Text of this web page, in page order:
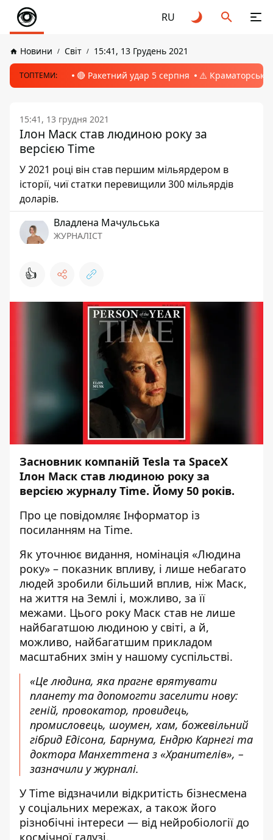
RU
Новини Світ 15:41, 13 Грудень 2021
ТОПТЕМИ: 🔴 Ракетний удар 5 серпня ⚠️ Краматорськ,
15:41, 13 грудня 2021
Ілон Маск став людиною року за
версією Time
У 2021 році він став першим мільярдером в
історії, чиї статки перевищили 300 мільярдів
доларів.
Владлена Мачульська
ЖУРНАЛІСТ
👍
Засновник компаній Tesla та SpaceX
Ілон Маск став людиною року за
версією журналу Time. Йому 50 років.
Про це повідомляє Інформатор із
посиланням на Time.
Як уточнює видання, номінація «Людина
року» – показник впливу, і лише небагато
людей зробили більший вплив, ніж Маск,
на життя на Землі і, можливо, за її
межами. Цього року Маск став не лише
найбагатшою людиною у світі, а й,
можливо, найбагатшим прикладом
масштабних змін у нашому суспільстві.
«Це людина, яка прагне врятувати
планету та допомогти заселити нову:
геній, провокатор, провидець,
промисловець, шоумен, хам, божевільний
гібрид Едісона, Барнума, Ендрю Карнегі та
доктора Манхеттена з «Хранителів», –
зазначили у журналі.
У Time відзначили відкритість бізнесмена
у соціальних мережах, а також його
різнобічні інтереси — від нейробіології до
космічної галузі.